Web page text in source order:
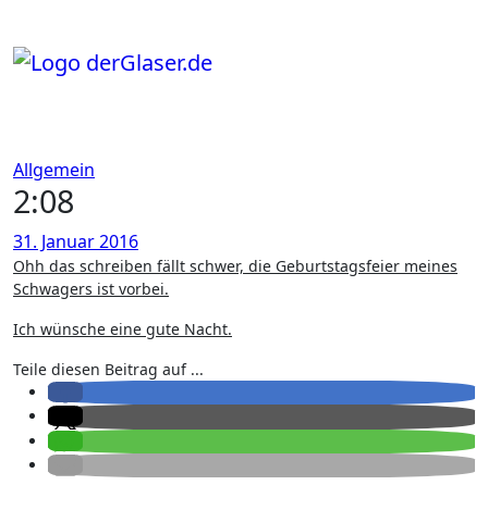
springen
Allgemein
2:08
31. Januar 2016
Ohh das schreiben fällt schwer, die Geburtstagsfeier meines
Schwagers ist vorbei.
Ich wünsche eine gute Nacht.
Teile diesen Beitrag auf ...